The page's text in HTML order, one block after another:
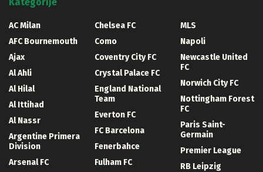
AC Milan
AFC Bournemouth
Ajax
Al Ahli
Al Hilal
Al Ittihad
Al Nassr
Argentine Primera
Division
Arsenal FC
Chelsea FC
Como
Coventry City FC
Crystal Palace FC
England National
Team
Everton FC
FC Barcelona
Fenerbahce
Fulham FC
MLS
Napoli
Newcastle United
FC
Norwich City FC
Nottingham Forest
FC
Paris Saint-
Germain
Premier League
RB Leipzig